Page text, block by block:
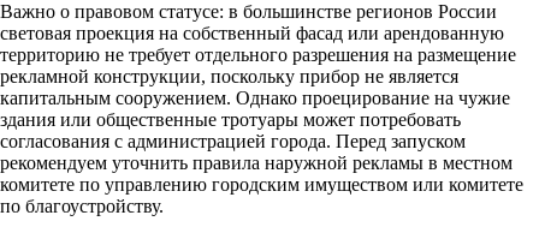
Важно о правовом статусе: в большинстве регионов России
световая проекция на собственный фасад или арендованную
территорию не требует отдельного разрешения на размещение
рекламной конструкции, поскольку прибор не является
капитальным сооружением. Однако проецирование на чужие
здания или общественные тротуары может потребовать
согласования с администрацией города. Перед запуском
рекомендуем уточнить правила наружной рекламы в местном
комитете по управлению городским имуществом или комитете
по благоустройству.